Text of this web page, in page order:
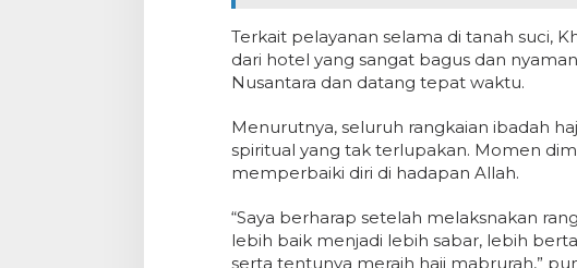
Terkait pelayanan selama di tanah suci,
dari hotel yang sangat bagus dan
Nusantara dan datang tepat waktu.
Menurutnya, seluruh rangkaian ibadah
spiritual yang tak terlupakan. Momen
memperbaiki diri di hadapan Allah.
“Saya berharap setelah melaksnakan
lebih baik menjadi lebih sabar, lebih
serta tentunya meraih haji mabrurah,”